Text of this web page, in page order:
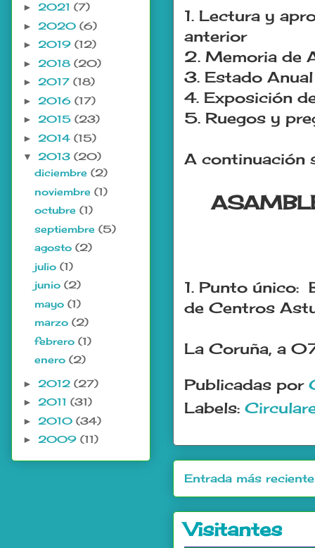
1. Lectura y
anterior
2. Memoria de
3. Estado
4. Exposición
5. Ruegos y
A continuación
1. Punto único:
de Centros
La Coruña, a
Publicadas por
Labels:
Entrada más reciente
Visitantes
► 2021 (7)
► 2020 (6)
► 2019 (12)
► 2018 (20)
► 2017 (18)
► 2016 (17)
► 2015 (23)
► 2014 (15)
▼ 2013 (20)
diciembre (2)
noviembre (1)
octubre (1)
septiembre (5)
agosto (2)
julio (1)
junio (2)
mayo (1)
marzo (2)
febrero (1)
enero (2)
► 2012 (27)
► 2011 (31)
► 2010 (34)
► 2009 (11)